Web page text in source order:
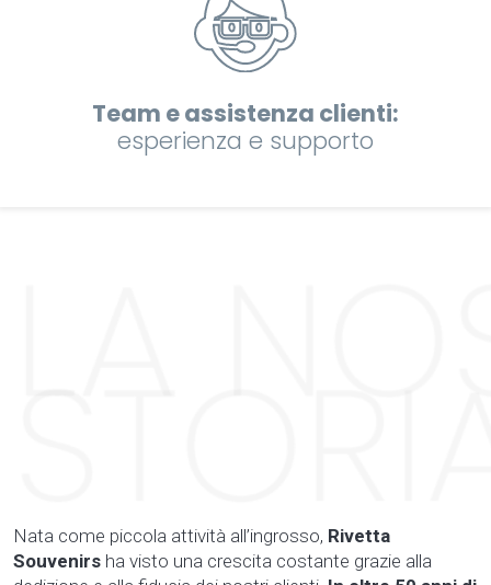
Team e assistenza clienti:
esperienza e supporto
Nata come piccola attività all’ingrosso, Rivetta
Souvenirs ha visto una crescita costante grazie alla